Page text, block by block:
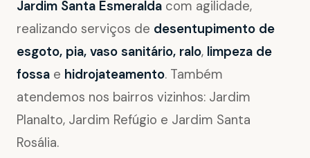
Jardim Santa Esmeralda com agilidade,
realizando serviços de desentupimento de
esgoto, pia, vaso sanitário, ralo, limpeza de
fossa e hidrojateamento. Também
atendemos nos bairros vizinhos: Jardim
Planalto, Jardim Refúgio e Jardim Santa
Rosália.